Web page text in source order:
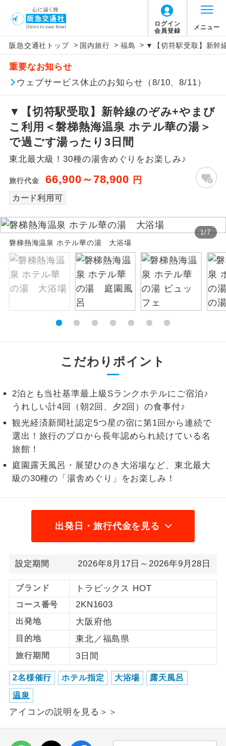
ログイン
会員登録
メニュー
阪急交通社トップ > 国内旅行 > 福島 > ▼【切符駅受取】新幹
重要なお知らせ
ウェブサービス休止のお知らせ（8/10、8/11）
▼【切符駅受取】新幹線のぞみ+やまび
こ利用＜磐梯熱海温泉 ホテル華の湯＞
で過ごす湯ったり3日間
東北最大級！30種の湯舎めぐりをお楽しみ♪
旅行代金 66,900～78,900 円
カード利用可
1/7
磐梯熱海温泉 ホテル華の湯 大浴場
こだわりポイント
2泊とも当社基準最上級Sランクホテルにご宿泊♪
うれしい計4回（朝2回、夕2回）の食事付♪
観光経済新聞社認定5つ星の宿に第1回から連続で
選出！旅行のプロから長年認められ続けている名
旅館！
庭園露天風呂・展望ひのき大浴場など、東北最大
級の30種の「湯舎めぐり」をお楽しみ！
出発日・旅行代金を見る
設定期間 2026年8月17日～2026年9月28日
ブランド トラピックス HOT
コース番号 2KN1603
出発地 大阪府他
目的地 東北／福島県
旅行期間 3日間
2名様催行 ホテル指定 大浴場 露天風呂
温泉
アイコンの説明を見る＞＞
アイコン 説明
添乗員同行
往路出発空港（駅）から復路到着空港
（駅）まで同行します。
現地添乗員同
行
現地到着空港（駅）から最終日出発空港
（駅）まで添乗員が同行します。
バスガイド乗
務
バスガイドが乗務し、車内での観光案内
があります。
新コース 初登場のコースです。
然遺産を訪ねるコースです。
絶景 絶景スポットに立ち寄るコースです。
温泉 温泉地にも宿泊するコースです。
ご宿泊ホテルに露天風呂が付いていま
す。
全食事付き
全てのお食事が付いていますので、お食
事の心配はいりません。（機内食を除
お部屋食
お部屋にてゆっくりとお召し上がりいた
だけます。
トラベルイヤ
ホン
周りの音を気にせず、ガイドさんの説明
1名様催行
1名様から出発可能な個人型プランで
す。
2名様から出発可能な個人型プランで
す。
加限定
スです。
1名様1室同代
1名様1室利用でも追加料金がかからない
コースです。
ご夫婦限定
ご夫婦限定でご参加いただけるコースで
す。
女性限定
女性限定でご参加いただけるコースで
す。
年齢制限あり
ご参加にあたり年齢に制限があるコース
です。
航空会社指定
画にとても便利です。
す。